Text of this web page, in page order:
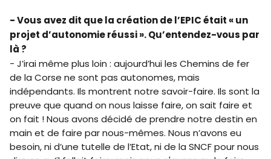
- Vous avez dit que la création de l’EPIC était « un
projet d’autonomie réussi ». Qu’entendez-vous par
là ?
- J’irai même plus loin : aujourd’hui les Chemins de fer
de la Corse ne sont pas autonomes, mais
indépendants. Ils montrent notre savoir-faire. Ils sont la
preuve que quand on nous laisse faire, on sait faire et
on fait ! Nous avons décidé de prendre notre destin en
main et de faire par nous-mêmes. Nous n’avons eu
besoin, ni d’une tutelle de l’Etat, ni de la SNCF pour nous